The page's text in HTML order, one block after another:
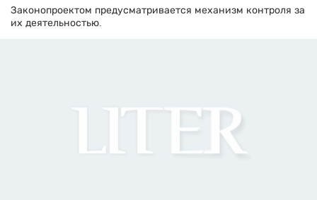
Законопроектом предусматривается механизм контроля за
их деятельностью.